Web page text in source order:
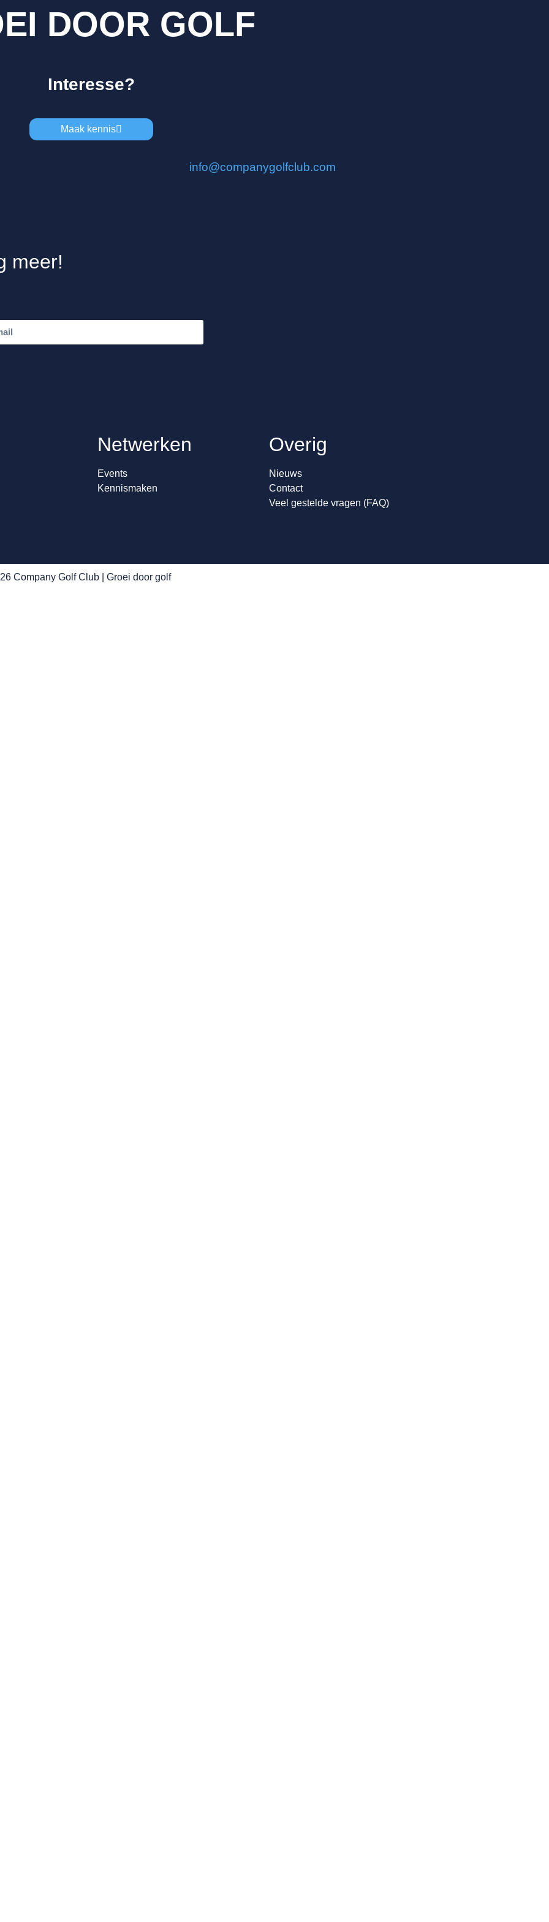
DOOR GOLF
Interesse?
Maak kennis
info@companygolfclub.com
meer!
Netwerken
Events
Kennismaken
Overig
Nieuws
Contact
Veel gestelde vragen (FAQ)
Company Golf Club | Groei door golf